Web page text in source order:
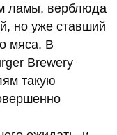
ламы, верблюда
но уже ставший
мяса. В
Brewery
такую